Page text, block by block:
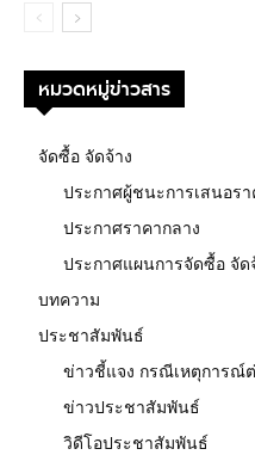
หมวดหมู่ข่าวสาร
จัดซื้อ จัดจ้าง
ประกาศผู้ชนะการเสนอรา
ประกาศราคากลาง
ประกาศแผนการจัดซื้อ จัด
บทความ
ประชาสัมพันธ์
ข่าวชี้แจง กรณีเหตุการณ์
ข่าวประชาสัมพันธ์
วิดีโอประชาสัมพันธ์